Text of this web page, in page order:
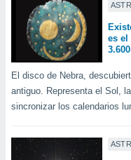
de
uso de
con el
e
publicidad
es el
El disco de Nebra,
antiguo. Representa el Sol,
sincronizar los calendarios